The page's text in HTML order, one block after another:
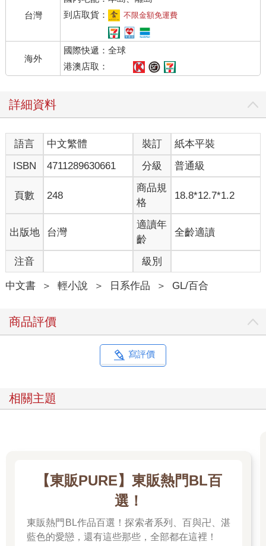
台灣
到店取貨：
不限金額免運費
海外
國際快遞：全球
港澳店取：
詳細資料
語言 中文繁體 裝訂
紙本平裝
ISBN
4711289630661 分級 普通級
頁數 248
商品規
格
18.8*12.7*1.2
出版地 台灣
適讀年
齡
全齡適讀
注音 級別
中文書 ＞ 輕小說 ＞ 日系作品 ＞ GL/百合
商品評價
寫評價
相關主題
【東販PURE】東販熱門BL百
選！
東販熱門BL作品百選！探索者系列、百與卍、湛
藍色的愛戀，還有這些那些，全部都在這裡！